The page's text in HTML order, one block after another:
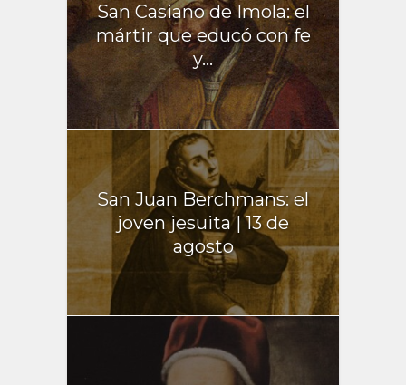
San Casiano de Imola: el
mártir que educó con fe
y...
San Juan Berchmans: el
joven jesuita | 13 de
agosto